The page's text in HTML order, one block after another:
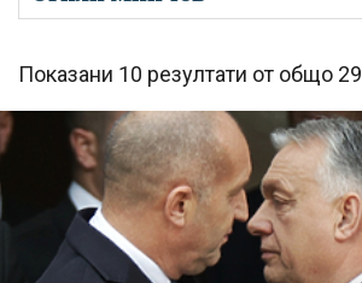
Показани 10 резултати от общо 29